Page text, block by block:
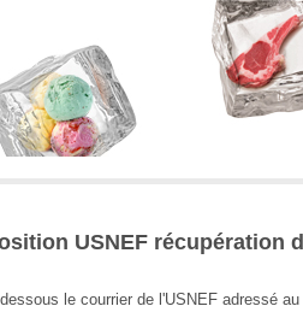
USNEF récupération
le courrier de l'USNEF adressé